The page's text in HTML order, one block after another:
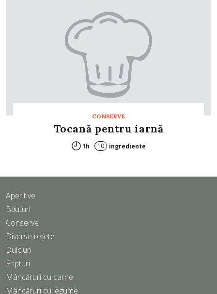
CONSERVE
Tocană pentru iarnă
1h 10 ingrediente
Aperitive
Băuturi
Conserve
Diverse rețete
Dulciuri
Fripturi
Mâncăruri cu carne
Mâncăruri cu legume